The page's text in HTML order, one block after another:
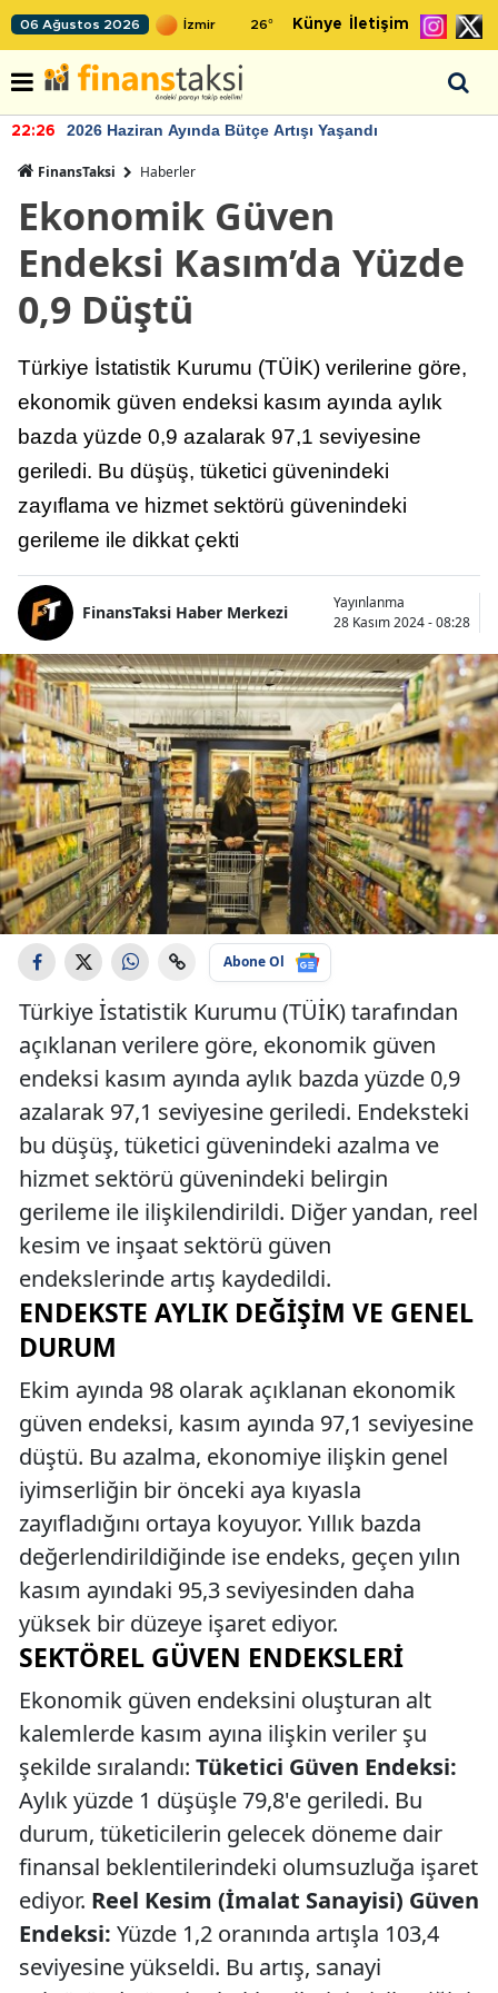
06 Ağustos 2026 26° Künye İletişim
22:26 2026 Haziran Ayında Bütçe Artışı Yaşandı
FinansTaksi Haberler
Ekonomik Güven
Endeksi Kasım’da Yüzde
0,9 Düştü
Türkiye İstatistik Kurumu (TÜİK) verilerine göre,
ekonomik güven endeksi kasım ayında aylık
bazda yüzde 0,9 azalarak 97,1 seviyesine
geriledi. Bu düşüş, tüketici güvenindeki
zayıflama ve hizmet sektörü güvenindeki
gerileme ile dikkat çekti
FinansTaksi Haber Merkezi
Yayınlanma
28 Kasım 2024 - 08:28
Abone Ol
Türkiye İstatistik Kurumu (TÜİK) tarafından
açıklanan verilere göre, ekonomik güven
endeksi kasım ayında aylık bazda yüzde 0,9
azalarak 97,1 seviyesine geriledi. Endeksteki
bu düşüş, tüketici güvenindeki azalma ve
hizmet sektörü güvenindeki belirgin
gerileme ile ilişkilendirildi. Diğer yandan, reel
kesim ve inşaat sektörü güven
endekslerinde artış kaydedildi.
ENDEKSTE AYLIK DEĞIŞIM VE GENEL
DURUM
Ekim ayında 98 olarak açıklanan ekonomik
güven endeksi, kasım ayında 97,1 seviyesine
düştü. Bu azalma, ekonomiye ilişkin genel
iyimserliğin bir önceki aya kıyasla
zayıfladığını ortaya koyuyor. Yıllık bazda
değerlendirildiğinde ise endeks, geçen yılın
kasım ayındaki 95,3 seviyesinden daha
yüksek bir düzeye işaret ediyor.
SEKTÖREL GÜVEN ENDEKSLERI
Ekonomik güven endeksini oluşturan alt
kalemlerde kasım ayına ilişkin veriler şu
şekilde sıralandı: Tüketici Güven Endeksi:
Aylık yüzde 1 düşüşle 79,8'e geriledi. Bu
durum, tüketicilerin gelecek döneme dair
finansal beklentilerindeki olumsuzluğa işaret
ediyor. Reel Kesim (İmalat Sanayisi) Güven
Endeksi: Yüzde 1,2 oranında artışla 103,4
seviyesine yükseldi. Bu artış, sanayi